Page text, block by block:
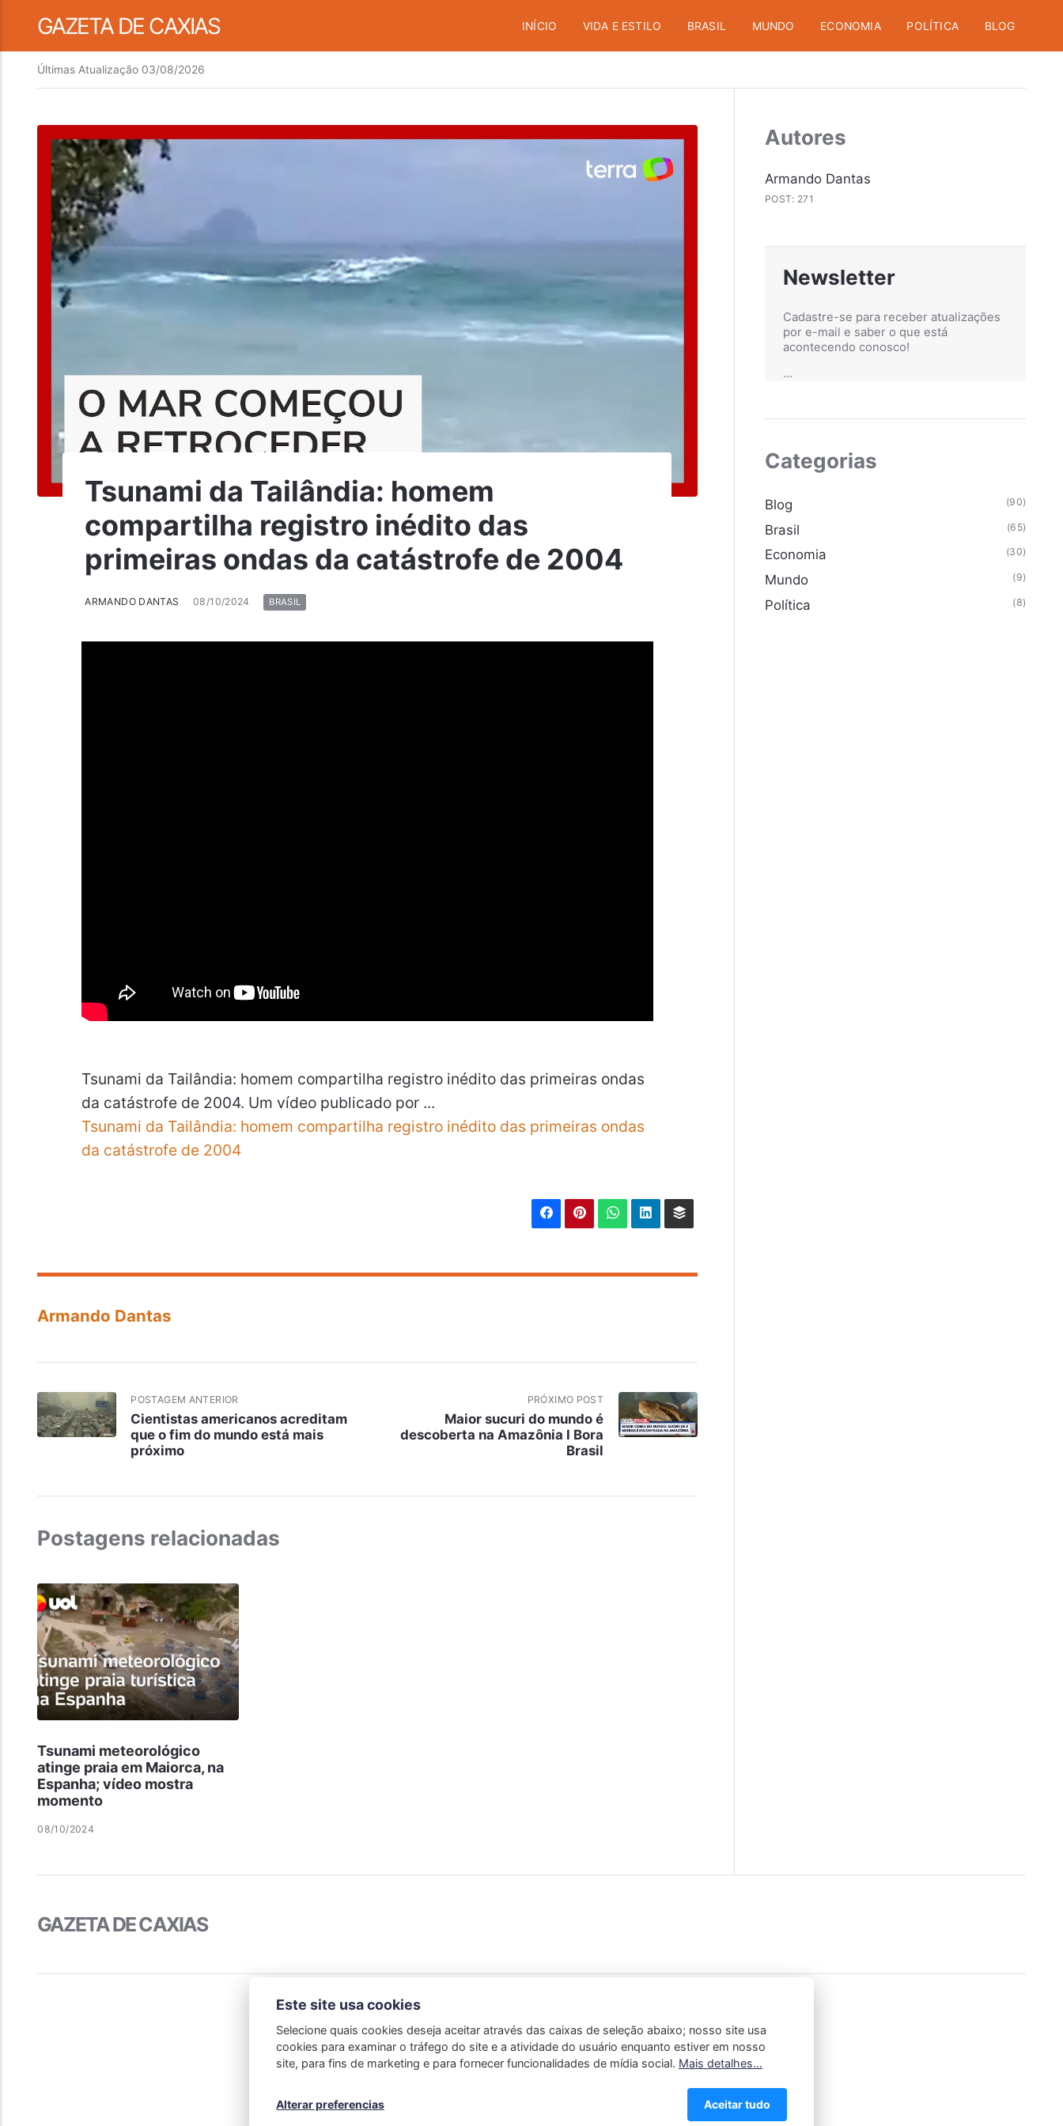
GAZETA DE CAXIAS INÍCIO VIDA E ESTILO BRASIL MUNDO ECONOMIA POLÍTICA BLOG
Últimas Atualização 03/08/2026
Tsunami da Tailândia: homem
compartilha registro inédito das
primeiras ondas da catástrofe de 2004
ARMANDO DANTAS 08/10/2024 BRASIL
Tsunami da Tailândia: homem compartilha registro inédito das primeiras ondas
da catástrofe de 2004. Um vídeo publicado por ...
Tsunami da Tailândia: homem compartilha registro inédito das primeiras ondas
da catástrofe de 2004
Armando Dantas
POSTAGEM ANTERIOR
Cientistas americanos acreditam
que o fim do mundo está mais
próximo
PRÓXIMO POST
Maior sucuri do mundo é
descoberta na Amazônia I Bora
Brasil
Postagens relacionadas
Tsunami meteorológico
atinge praia em Maiorca, na
Espanha; vídeo mostra
momento
08/10/2024
Autores
Armando Dantas
POST: 271
Newsletter
Cadastre-se para receber atualizações
por e-mail e saber o que está
acontecendo conosco!
...
Categorias
Blog (90)
Brasil (65)
Economia (30)
Mundo (9)
Política (8)
GAZETA DE CAXIAS
Contato-Sobre-Termos de Uso-Política de Privacidade
Este site usa cookies
Selecione quais cookies deseja aceitar através das caixas de seleção abaixo; nosso site usa
cookies para examinar o tráfego do site e a atividade do usuário enquanto estiver em nosso
site, para fins de marketing e para fornecer funcionalidades de mídia social. Mais detalhes...
Alterar preferencias Aceitar tudo